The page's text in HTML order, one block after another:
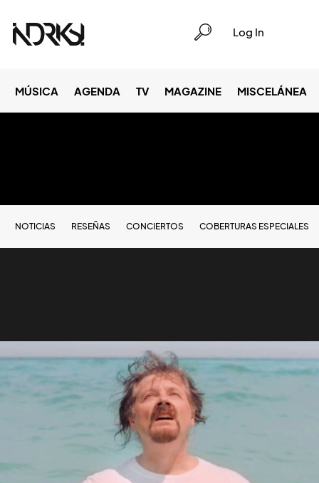
Log In
MÚSICA AGENDA TV MAGAZINE MISCELÁNEA
NOTICIAS RESEÑAS CONCIERTOS COBERTURAS ESPECIALES